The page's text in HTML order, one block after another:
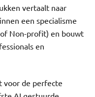
vertaalt naar
een specialisme
of Non-profit) en bouwt
en
voor de perfecte